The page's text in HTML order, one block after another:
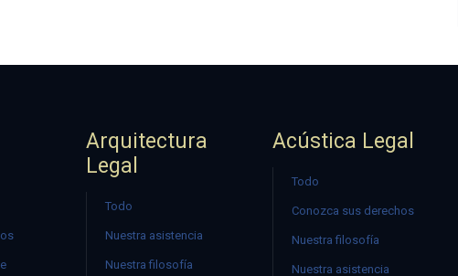
Arquitectura
Legal
Todo
Nuestra asistencia
Nuestra filosofía
Acústica Legal
Todo
Conozca sus derechos
Nuestra filosofía
Nuestra asistencia